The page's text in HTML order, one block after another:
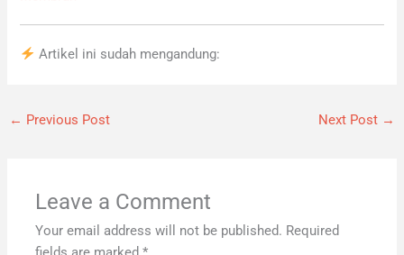
Artikel ini sudah mengandung:
← Previous Post Next Post →
Leave a Comment
Your email address will not be published. Required